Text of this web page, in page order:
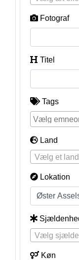
Fotograf
Titel
Tags
Land
Vælg et land
Lokation
Vælg
Køn